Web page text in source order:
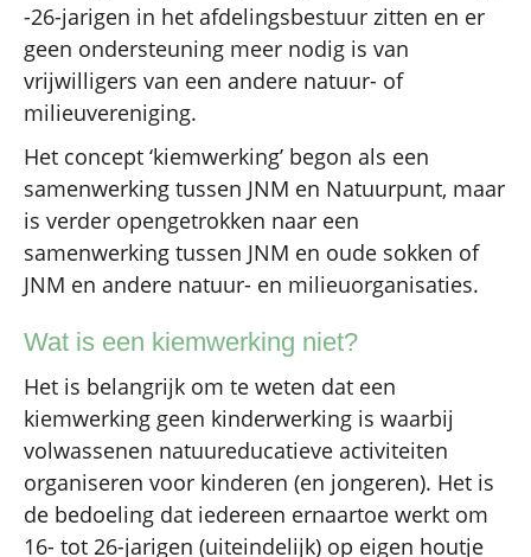
-26-jarigen in het afdelingsbestuur zitten en er
geen ondersteuning meer nodig is van
vrijwilligers van een andere natuur- of
milieuvereniging.
Het concept ‘kiemwerking’ begon als een
samenwerking tussen JNM en Natuurpunt, maar
is verder opengetrokken naar een
samenwerking tussen JNM en oude sokken of
JNM en andere natuur- en milieuorganisaties.
Wat is een kiemwerking niet?
Het is belangrijk om te weten dat een
kiemwerking geen kinderwerking is waarbij
volwassenen natuureducatieve activiteiten
organiseren voor kinderen (en jongeren). Het is
de bedoeling dat iedereen ernaartoe werkt om
16- tot 26-jarigen (uiteindelijk) op eigen houtje